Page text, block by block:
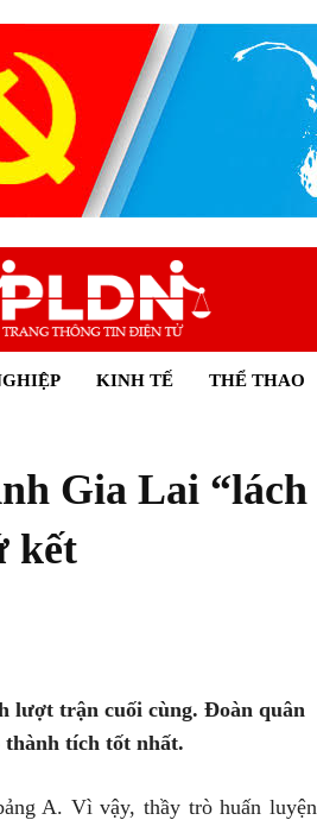
KINH TẾ THỂ THAO
Gia Lai “lách
kết
lượt trận cuối cùng. Đoàn quân
thành tích tốt nhất.
A. Vì vậy, thầy trò huấn luyện